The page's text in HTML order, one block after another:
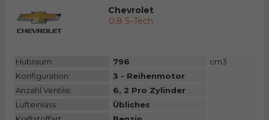
Chevrolet
0.8 S-Tech
Hubraum: 796
cm3
Konfiguration:
3 - Reihenmotor
Anzahl Ventile:
6, 2 Pro Zylinder
Lufteinlass:
Übliches